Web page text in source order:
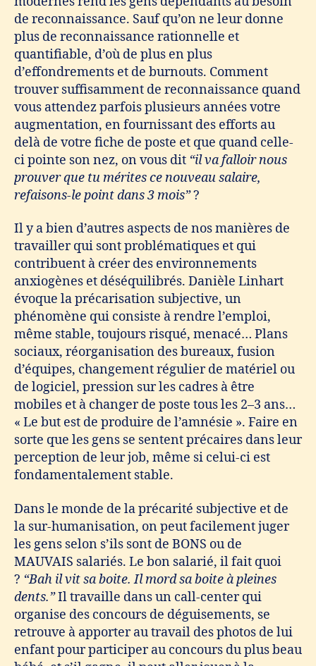
de reconnaissance. Sauf qu’on ne leur donne
plus de reconnaissance rationnelle et
quantifiable, d’où de plus en plus
d’effondrements et de burnouts. Comment
trouver suffisamment de reconnaissance quand
vous attendez parfois plusieurs années votre
augmentation, en fournissant des efforts au
delà de votre fiche de poste et que quand celle-
ci pointe son nez, on vous dit “il va falloir nous
prouver que tu mérites ce nouveau salaire,
refaisons-le point dans 3 mois”?
Il y a bien d’autres aspects de nos manières de
travailler qui sont problématiques et qui
contribuent à créer des environnements
anxiogènes et déséquilibrés. Danièle Linhart
évoque la précarisation subjective, un
phénomène qui consiste à rendre l’emploi,
même stable, toujours risqué, menacé… Plans
sociaux, réorganisation des bureaux, fusion
d’équipes, changement régulier de matériel ou
de logiciel, pression sur les cadres à être
mobiles et à changer de poste tous les 2–3 ans…
« Le but est de produire de l’amnésie ». Faire en
sorte que les gens se sentent précaires dans leur
perception de leur job, même si celui-ci est
fondamentalement stable.
Dans le monde de la précarité subjective et de
la sur-humanisation, on peut facilement juger
les gens selon s’ils sont de BONS ou de
MAUVAIS salariés. Le bon salarié, il fait quoi
? “Bah il vit sa boite. Il mord sa boite à pleines
dents.”Il travaille dans un call-center qui
organise des concours de déguisements, se
retrouve à apporter au travail des photos de lui
enfant pour participer au concours du plus beau